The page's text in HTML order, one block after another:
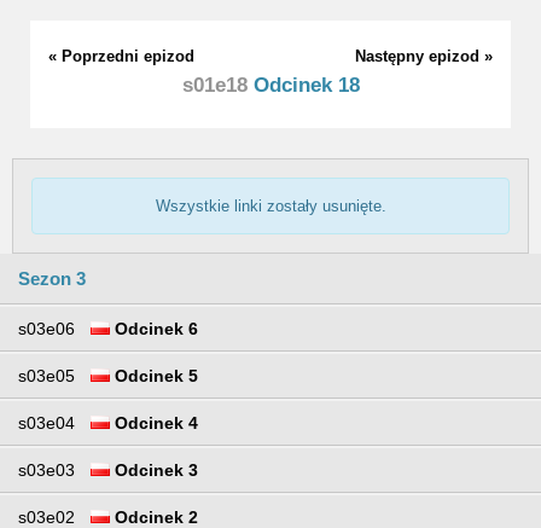
« Poprzedni epizod Następny epizod »
s01e18Odcinek 18
Wszystkie linki zostały usunięte.
Sezon 3
s03e06 Odcinek 6
s03e05 Odcinek 5
s03e04 Odcinek 4
s03e03 Odcinek 3
s03e02 Odcinek 2